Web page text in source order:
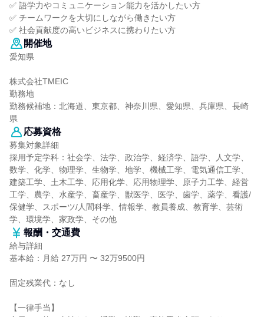
✅ 語学力やコミュニケーション能力を活かしたい方
✅ チームワークを大切にしながら働きたい方
✅ 社会貢献度の高いビジネスに携わりたい方
開催地
愛知県
株式会社TMEIC
勤務地
勤務候補地：北海道、東京都、神奈川県、愛知県、兵庫県、長崎
県
応募資格
募集対象詳細
採用予定学科：社会学、法学、政治学、経済学、語学、人文学、
数学、化学、物理学、生物学、地学、機械工学、電気通信工学、
建築工学、土木工学、応用化学、応用物理学、原子力工学、経営
工学、農学、水産学、畜産学、獣医学、医学、歯学、薬学、看護/
保健学、スポーツ/人間科学、情報学、教員養成、教育学、芸術
学、環境学、家政学、その他
報酬・交通費
給与詳細
基本給：月給 27万円 〜 32万9500円
固定残業代：なし
【一律手当】